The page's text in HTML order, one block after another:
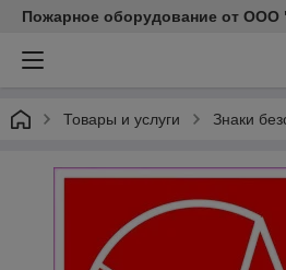
Пожарное оборудование от ООО
Товары и услуги Знаки